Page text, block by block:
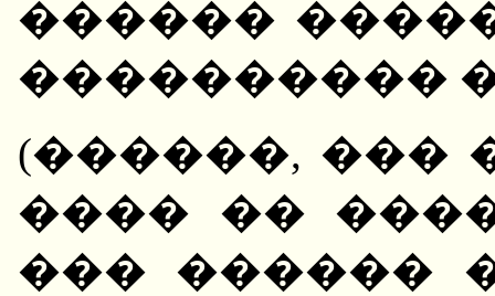
������
����������
(������, ���
���� ��
��� ������